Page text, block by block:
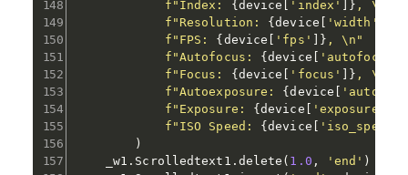
f"Index: { device 'index' } , \n"
f"Resolution: {device 'width'
f"FPS: { device 'fps' } , \n"
f"Autofocus: {device 'autofocus'
f"Focus: { device 'focus' } , \n"
f"Autoexposure: {device
f"Exposure: {device 'exposure'
f"ISO Speed: {device 'iso_speed'
)
    _w1
. Scrolledtext1 . delete ( 1.0 , 'end' )